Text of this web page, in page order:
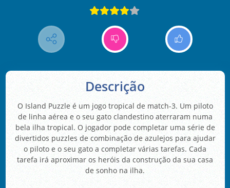
Descrição
O Island Puzzle é um jogo tropical de match-3. Um piloto
de linha aérea e o seu gato clandestino aterraram numa
bela ilha tropical. O jogador pode completar uma série de
divertidos puzzles de combinação de azulejos para ajudar
o piloto e o seu gato a completar várias tarefas. Cada
tarefa irá aproximar os heróis da construção da sua casa
de sonho na ilha.